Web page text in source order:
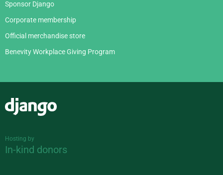
Sponsor Django
Corporate membership
Official merchandise store
Benevity Workplace Giving Program
Hosting by
In-kind donors